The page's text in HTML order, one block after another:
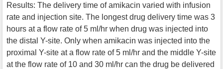
Results: The delivery time of amikacin varied with infusion
rate and injection site. The longest drug delivery time was 3
hours at a flow rate of 5 ml/hr when drug was injected into
the distal Y-site. Only when amikacin was injected into the
proximal Y-site at a flow rate of 5 ml/hr and the middle Y-site
at the flow rate of 10 and 30 ml/hr can the drug be delivered